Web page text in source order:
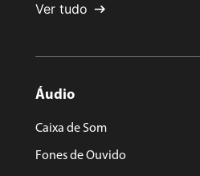
Ver tudo
Áudio
Caixa de Som
Fones de Ouvido